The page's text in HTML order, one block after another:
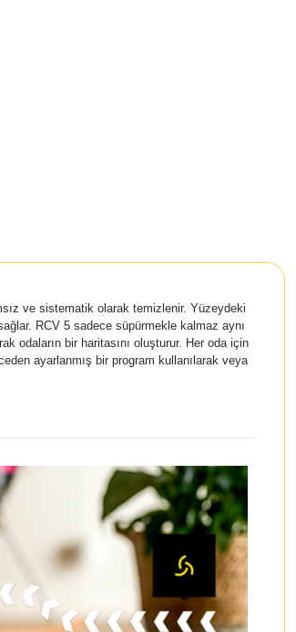
ve sistematik olarak temizlenir. Yüzeydeki
RCV 5 sadece süpürmekle kalmaz aynı
odaların bir haritasını oluşturur. Her oda için
ayarlanmış bir program kullanılarak veya